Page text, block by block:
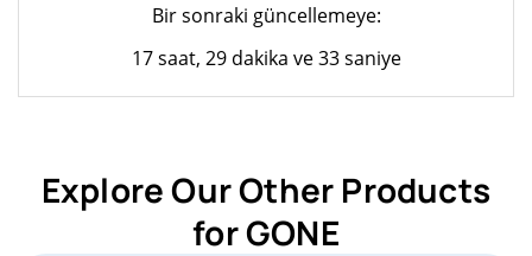
Bir sonraki güncellemeye:
17 saat, 29 dakika ve 33 saniye
Explore Our Other Products
for GONE